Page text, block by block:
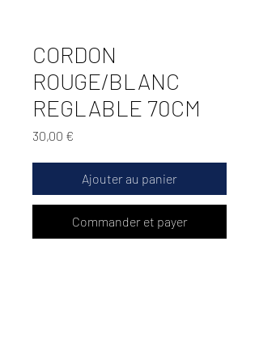
CORDON
ROUGE/BLANC
REGLABLE 70CM
30,00 €
Ajouter au panier
Commander et payer